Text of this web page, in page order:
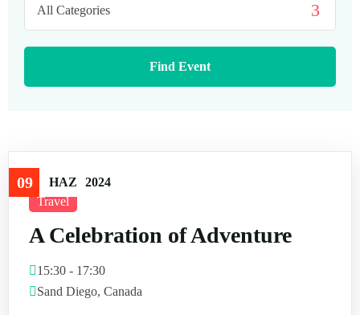
Aktivite – Aile Turları
09 HAZ
2024
Travel
A Celebration of Adventure
15:30 - 17:30
Sand Diego, Canada